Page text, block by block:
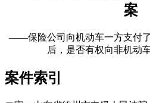
案
——保险公司向机动车一方支付
后，是否有权向非机动
案件索引